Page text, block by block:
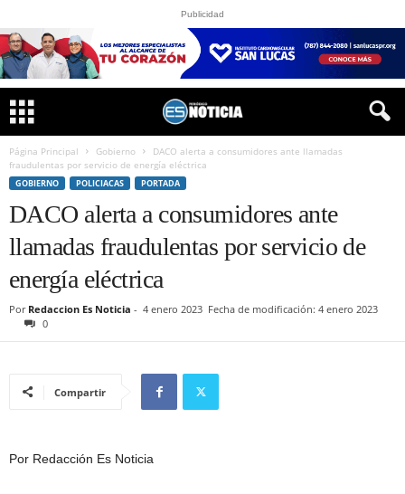
Publicidad
Página Principal Gobierno
DACO alerta a consumidores ante llamadas
fraudulentas por servicio de energía eléctrica
GOBIERNO POLICIACAS PORTADA
DACO alerta a consumidores ante
llamadas fraudulentas por servicio de
energía eléctrica
Por Redaccion Es Noticia - 4 enero 2023 Fecha de modificación: 4 enero 2023
0
Compartir
Por Redacción Es Noticia